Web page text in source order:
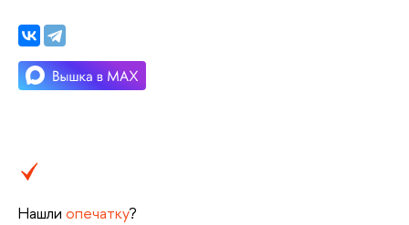
Нашли опечатку?